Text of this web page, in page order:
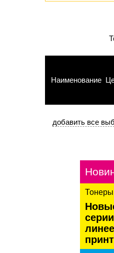
Наименование
kaspersky